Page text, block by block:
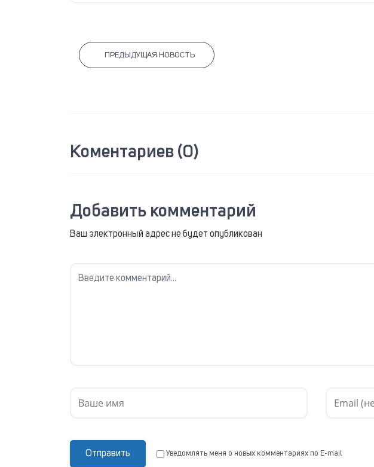
ПРЕДЫДУЩАЯ НОВОСТЬ
Коментариев (0)
Добавить комментарий
Ваш электронный адрес не будет опубликован
Отправить Уведомлять меня о новых комментариях по E-mail